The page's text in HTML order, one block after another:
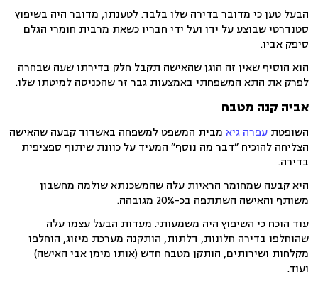
הבעל טען כי מדובר בדירה שלו בלבד. לטענתו, מדובר היה בשיפוץ
סטנדרטי שבוצע על ידו ועל ידי חבריו כשאת מרבית חומרי הגלם
סיפק אביו.
הוא הוסיף שאין זה הוגן שהאישה תקבל חלק בדירתו שעה שבחרה
לפרק את התא המשפחתי באמצעות גבר זר שהכניסה למיטתו שלו.
אביה קנה מטבח
השופטת עפרה גיא מבית המשפט למשפחה באשדוד קבעה שהאישה
הצליחה להוכיח ״דבר מה נוסף״ המעיד על כוונת שיתוף ספציפית
בדירה.
היא קבעה שמחומר הראיות עלה שהמשכנתא שולמה מחשבון
משותף והאישה השתתפה בכ-20% מגובהה.
עוד הוכח כי השיפוץ היה משמעותי. מעדות הבעל עצמו עלה
שהוחלפו בדירה חלונות, דלתות, הותקנה מערכת מיזוג, הוחלפו
מקלחות ושירותים, הותקן מטבח חדש (אותו מימן אבי האישה)
ועוד.